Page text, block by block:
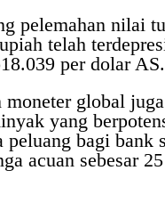
pelemahan nilai
telah
per dolar AS.
global
yang
bagi bank
acuan sebesar